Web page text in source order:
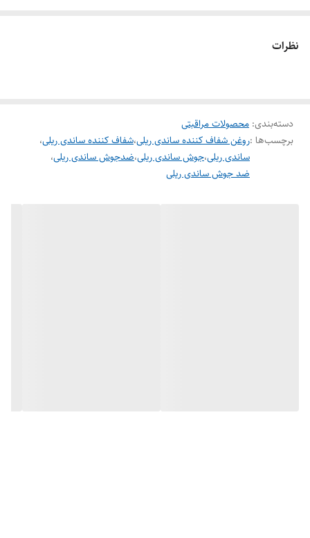
نظرات
دسته‌بندی: محصولات مراقبتی
برچسب‌ها :روغن شفاف کننده ساندی ریلی،شفاف کننده ساندی ریلی،
ساندی ریلی،جوش ساندی ریلی،ضدجوش ساندی ریلی،
ضد جوش ساندی ریلی